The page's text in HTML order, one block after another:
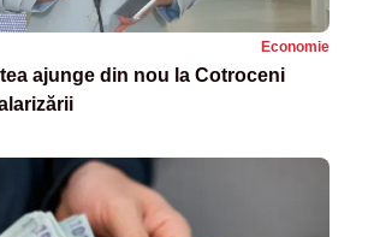
Economie
ajunge din nou la Cotroceni